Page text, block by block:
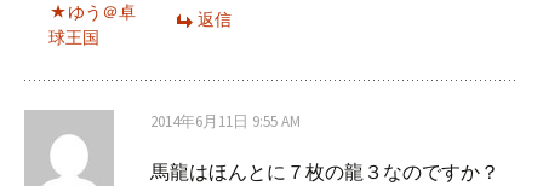
ゆう＠卓
球王国
返信
2014年6月11日 9:55 AM
馬龍はほんとに７枚の龍３なのですか？